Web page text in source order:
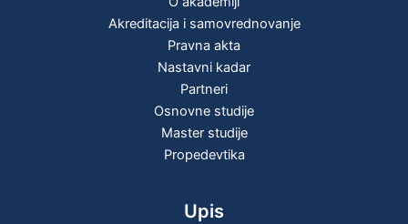
Akreditacija i samovrednovanje
Pravna akta
Nastavni kadar
Partneri
Osnovne studije
Master studije
Propedevtika
Upis